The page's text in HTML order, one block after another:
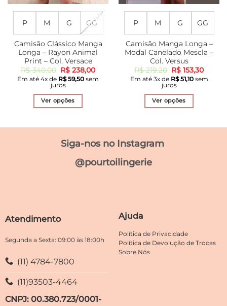
P M G GG
Camisão Clássico Manga
Longa – Rayon Animal
Print – Col. Versace
R$340,00 O
preço
original
era:
R$ 340,00.
R$ 238,00O
preço
atual
Em até 4x de R$59,50 sem
juros
Ver opções
várias
na
do
P M G GG
Camisão Manga Longa –
Modal Canelado Mescla –
Col. Versus
R$219,20 O
preço
original
era:
R$ 219,20.
R$ 153,30O
preço
atual
Em até 3x de R$51,10sem
juros
Ver opções
página
do
Siga-nos no Instagram
@pourtoilingerie
Atendimento
Segunda a Sexta: 09:00 às 18:00h
(11) 4784-7800
(11)93503-4464
CNPJ: 00.380.723/0001-
Ajuda
Política de Privacidade
Política de Devolução de Trocas
Sobre Nós